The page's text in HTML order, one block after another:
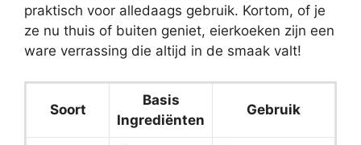
praktisch voor alledaags gebruik. Kortom, of je
ze nu thuis of buiten geniet, eierkoeken zijn een
ware verrassing die altijd in de smaak valt!
Soort
Basis
Ingrediënten
Gebruik